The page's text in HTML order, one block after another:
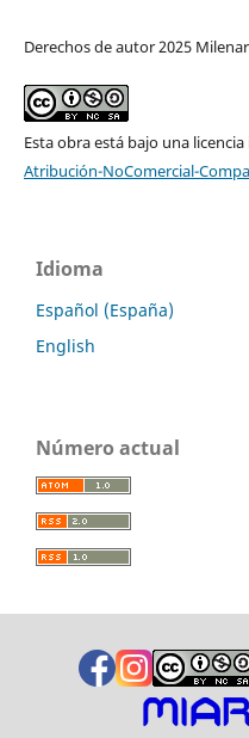
Derechos de autor 2025
Esta obra está bajo una
Atribución-NoComercial-
Idioma
Español (España)
English
Número actual